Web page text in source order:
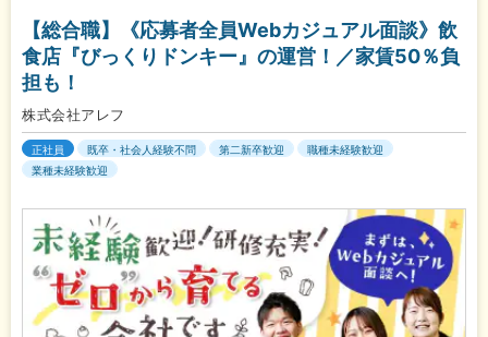
【総合職】《応募者全員Webカジュアル面談》飲
食店『びっくりドンキー』の運営！／家賃50％負
担も！
株式会社アレフ
正社員 既卒・社会人経験不問 第二新卒歓迎
職種未経験歓迎
業種未経験歓迎